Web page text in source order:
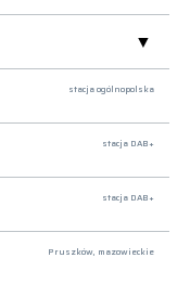
stacja ogólnopolska
stacja DAB+
stacja DAB+
Pruszków, mazowieckie